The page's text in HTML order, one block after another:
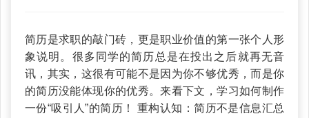
简历是求职的敲门砖，更是职业价值的第一张个人形
象说明。很多同学的简历总是在投出之后就再无音
讯，其实，这很有可能不是因为你不够优秀，而是你
的简历没能体现你的优秀。来看下文，学习如何制作
一份“吸引人”的简历！ 重构认知：简历不是信息汇总